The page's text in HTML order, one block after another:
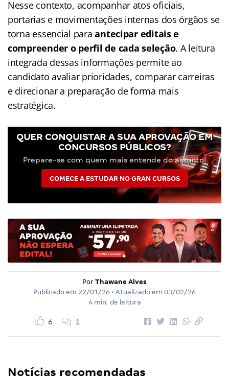
Nesse contexto, acompanhar atos oficiais,
portarias e movimentações internas dos órgãos se
torna essencial paraantecipar editais e
compreender o perfil de cada seleção. A leitura
integrada dessas informações permite ao
candidato avaliar prioridades, comparar carreiras
e direcionar a preparação de forma mais
estratégica.
QUER CONQUISTAR A SUA APROVAÇÃO EM
CONCURSOS PÚBLICOS?
Prepare-se com quem mais entende do assunto!
COMECE A ESTUDAR NO GRAN CURSOS
Por Thawane Alves
Publicado em 22/01/26 • Atualizado em 03/02/26
4 min. de leitura
6 1
Notícias recomendadas